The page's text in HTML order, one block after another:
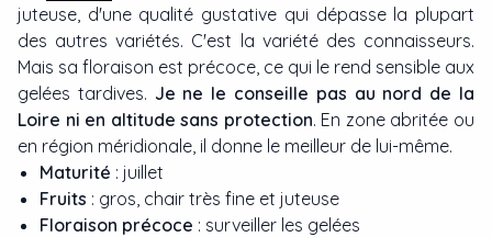
juteuse, d'une qualité gustative qui dépasse la plupart
des autres variétés. C'est la variété des connaisseurs.
Mais sa floraison est précoce, ce qui le rend sensible aux
gelées tardives. Je ne le conseille pas au nord de la
Loire ni en altitude sans protection. En zone abritée ou
en région méridionale, il donne le meilleur de lui-même.
Maturité : juillet
Fruits : gros, chair très fine et juteuse
Floraison précoce : surveiller les gelées